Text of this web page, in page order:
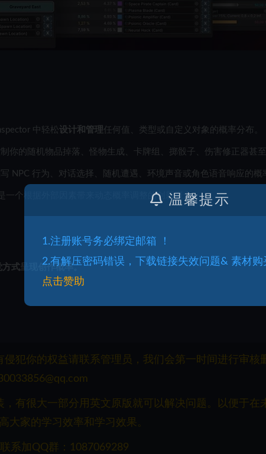
中轻松设计和管理任何值、类型或自定义对象的概率分布。
制你的随机物品掉落、怪物生成、卡牌组、掷骰子、伤害修正器甚至
NPC 行为、对话选择、随机遭遇、环境声音或角色语音响应的概
个根据外部因素带来动态概率调整的创新概念。
方式呈现创作概率。
犯你的权益请联系管理员，我们会第一时间进行审核
有很大一部分用英文原版就可以解决问题。以便于在
大家的学习效率和学习效果。
系加QQ群：1087069289
温馨提示
1.注册账号务必绑定邮箱 ！
2.有解压密码错误，下载链接失效问题& 素材购
点击赞助